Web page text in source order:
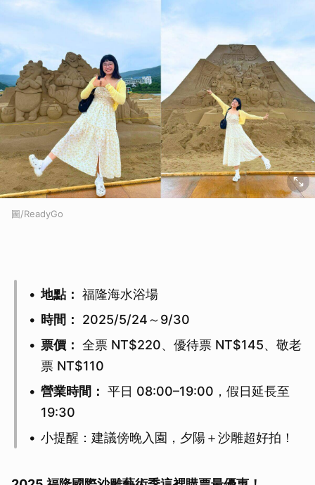
圖/ReadyGo
地點： 福隆海水浴場
時間：
2025/5/24～9/30
票價： 全票 NT$220、優待票 NT$145、敬老
票 NT$110
營業時間： 平日 08:00–19:00，假日延長至
19:30
小提醒：建議傍晚入園，夕陽＋沙雕超好拍！